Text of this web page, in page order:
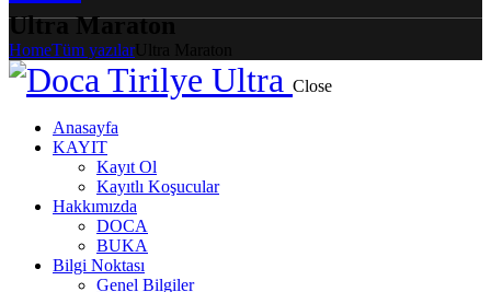
Ultra Maraton
HomeTüm yazılarUltra Maraton
Close
Anasayfa
KAYIT
Kayıt Ol
Kayıtlı Koşucular
Hakkımızda
DOCA
BUKA
Bilgi Noktası
Genel Bilgiler